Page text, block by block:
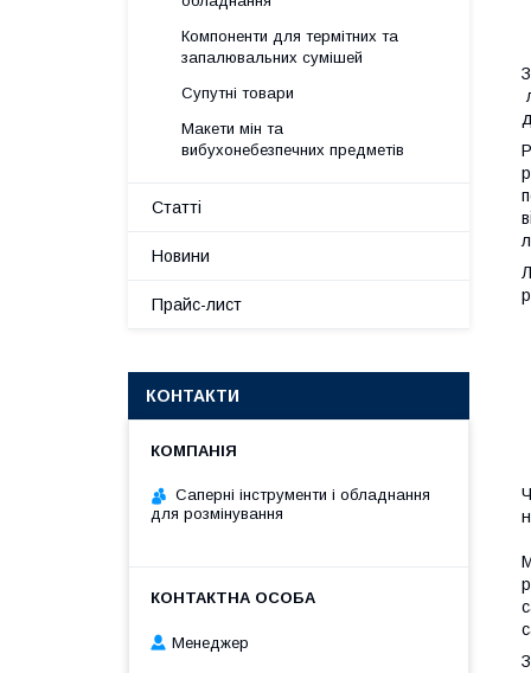
Компоненти для термітних та
запалювальних сумішей
Супутні товари
Макети мін та
вибухонебезпечних предметів
Статті
Новини
Прайс-лист
КОНТАКТИ
Саперні інструменти і обладнання
для розмінування
Менеджер